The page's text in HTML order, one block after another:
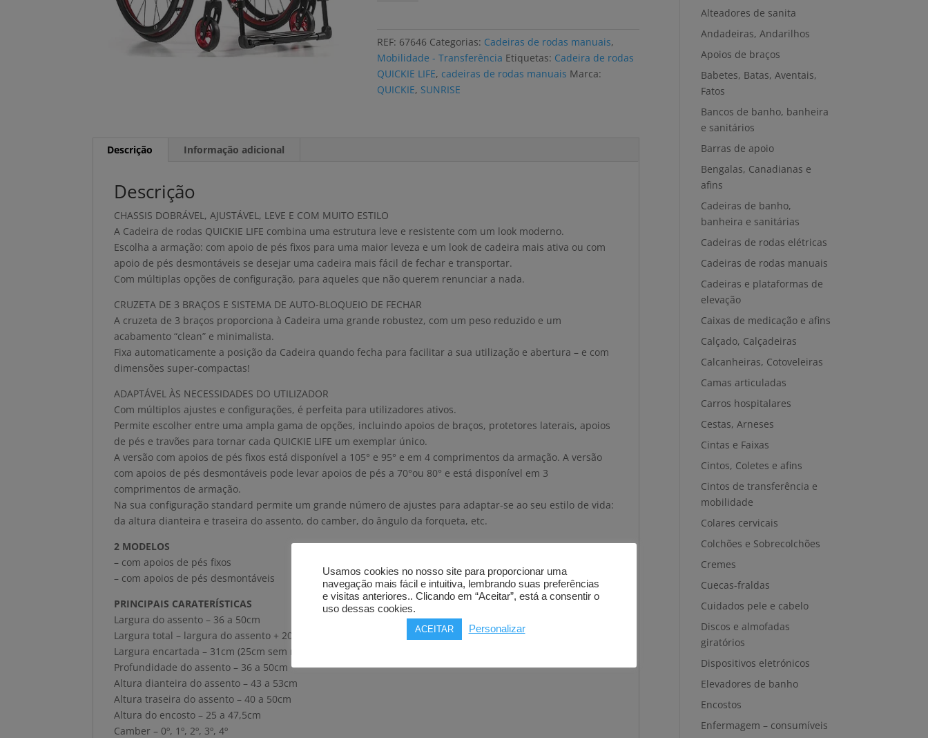
QUICKIE
2
modelos
REF: 67646 Categorias: Cadeiras de rodas manuais,
Mobilidade - Transferência Etiquetas: Cadeira de rodas
QUICKIE LIFE, cadeiras de rodas manuais Marca:
QUICKIE, SUNRISE
Descrição Informação adicional
Descrição
CHASSIS DOBRÁVEL, AJUSTÁVEL, LEVE E COM MUITO ESTILO
A Cadeira de rodas QUICKIE LIFE combina uma estrutura leve e resistente com um look moderno.
Escolha a armação: com apoio de pés fixos para uma maior leveza e um look de cadeira mais ativa ou com
apoio de pés desmontáveis se desejar uma cadeira mais fácil de fechar e transportar.
Com múltiplas opções de configuração, para aqueles que não querem renunciar a nada.
CRUZETA DE 3 BRAÇOS E SISTEMA DE AUTO-BLOQUEIO DE FECHAR
A cruzeta de 3 braços proporciona à Cadeira uma grande robustez, com um peso reduzido e um
acabamento “clean” e minimalista.
Fixa automaticamente a posição da Cadeira quando fecha para facilitar a sua utilização e abertura – e com
dimensões super-compactas!
ADAPTÁVEL ÀS NECESSIDADES DO UTILIZADOR
Com múltiplos ajustes e configurações, é perfeita para utilizadores ativos.
Permite escolher entre uma ampla gama de opções, incluindo apoios de braços, protetores laterais, apoios
de pés e travões para tornar cada QUICKIE LIFE um exemplar único.
A versão com apoios de pés fixos está disponível a 105° e 95° e em 4 comprimentos da armação. A versão
com apoios de pés desmontáveis pode levar apoios de pés a 70°ou 80° e está disponível em 3
comprimentos de armação.
Na sua configuração standard permite um grande número de ajustes para adaptar-se ao seu estilo de vida:
da altura dianteira e traseira do assento, do camber, do ângulo da forqueta, etc.
2 MODELOS
– com apoios de pés fixos
– com apoios de pés desmontáveis
PRINCIPAIS CARATERÍSTICAS
Largura do assento – 36 a 50cm
Largura total – largura do assento + 20cm
Largura encartada – 31cm (25cm sem rodas traseiras)
Profundidade do assento – 36 a 50cm
Altura dianteira do assento – 43 a 53cm
Altura traseira do assento – 40 a 50cm
Altura do encosto – 25 a 47,5cm
Camber – 0º, 1º, 2º, 3º, 4º
Alteadores de sanita
Andadeiras, Andarilhos
Apoios de braços
Babetes, Batas, Aventais,
Fatos
Bancos de banho, banheira
e sanitários
Barras de apoio
Bengalas, Canadianas e
afins
Cadeiras de banho,
banheira e sanitárias
Cadeiras de rodas elétricas
Cadeiras de rodas manuais
Cadeiras e plataformas de
elevação
Caixas de medicação e afins
Calçado, Calçadeiras
Calcanheiras, Cotoveleiras
Camas articuladas
Carros hospitalares
Cestas, Arneses
Cintas e Faixas
Cintos, Coletes e afins
Cintos de transferência e
mobilidade
Colares cervicais
Colchões e Sobrecolchões
Cremes
Cuecas-fraldas
Cuidados pele e cabelo
Discos e almofadas
giratórios
Dispositivos eletrónicos
Elevadores de banho
Encostos
Enfermagem – consumíveis
Usamos cookies no nosso site para proporcionar uma
navegação mais fácil e intuitiva, lembrando suas preferências
e visitas anteriores.. Clicando em “Aceitar”, está a consentir o
uso dessas cookies.
ACEITAR Personalizar